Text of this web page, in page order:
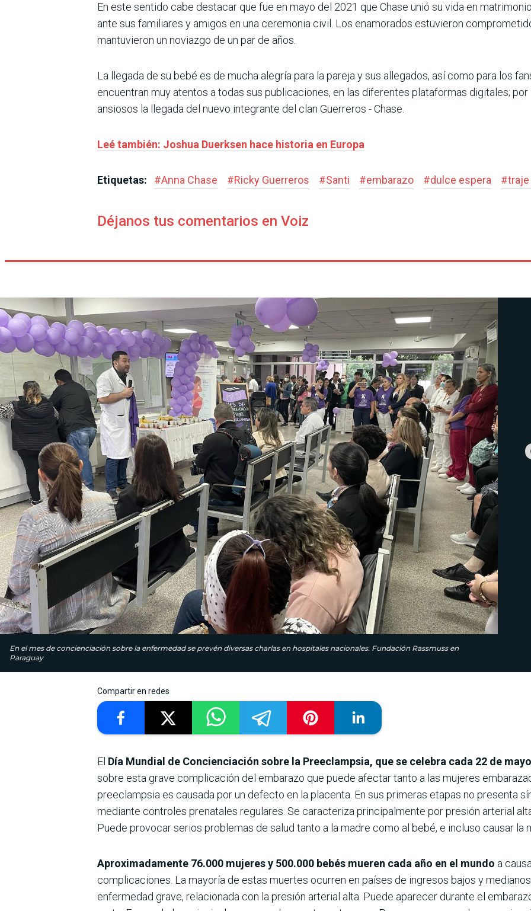
En este sentido cabe destacar que fue en mayo del 2021 que Chase unió su vida en
ante sus familiares y amigos en una ceremonia civil. Los enamorados estuvieron
mantuvieron un noviazgo de un par de años.
La llegada de su bebé es de mucha alegría para la pareja y sus allegados, así como para los
encuentran muy atentos a todas sus publicaciones, en las diferentes plataformas digitales; por
ansiosos la llegada del nuevo integrante del clan Guerreros - Chase.
Leé también: Joshua Duerksen hace historia en Europa
Etiquetas: #Anna Chase #Ricky Guerreros #Santi #embarazo #dulce espera #traje
Déjanos tus comentarios en Voiz
En el mes de concienciación sobre la enfermedad se prevén diversas charlas en hospitales nacionales. Fundación Rassmuss en
Paraguay
Compartir en redes
El Día Mundial de Concienciación sobre la Preeclampsia, que se celebra cada 22 de mayo
sobre esta grave complicación del embarazo que puede afectar tanto a las mujeres
preeclampsia es causada por un defecto en la placenta. En sus primeras etapas no presenta
mediante controles prenatales regulares. Se caracteriza principalmente por presión arterial
Puede provocar serios problemas de salud tanto a la madre como al bebé, e incluso causar la
Aproximadamente 76.000 mujeres y 500.000 bebés mueren cada año en el mundo a
complicaciones. La mayoría de estas muertes ocurren en países de ingresos bajos y
enfermedad grave, relacionada con la presión arterial alta. Puede aparecer durante el